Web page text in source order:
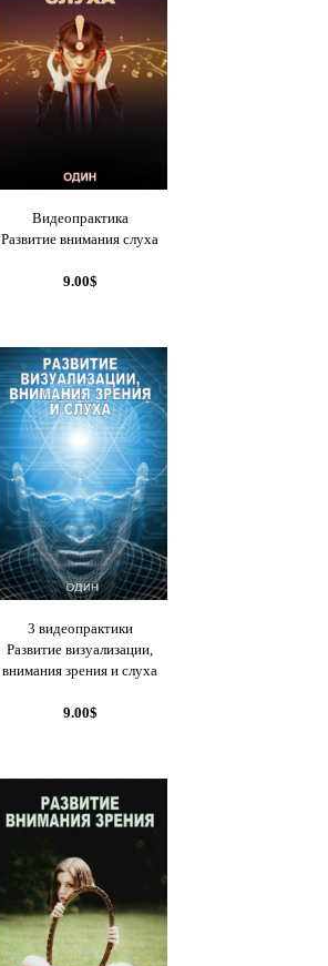
Видеопрактика
Развитие внимания слуха
9.00$
3 видеопрактики
Развитие визуализации,
внимания зрения и слуха
9.00$